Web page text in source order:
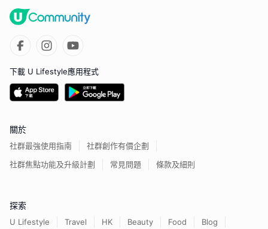
下載 U Lifestyle應用程式
關於
社群最強使用指南
社群創作有價企劃
社群焦點功能及升級計劃
常見問題 條款及細則
探索
U Lifestyle Travel HK Beauty Food
Blog